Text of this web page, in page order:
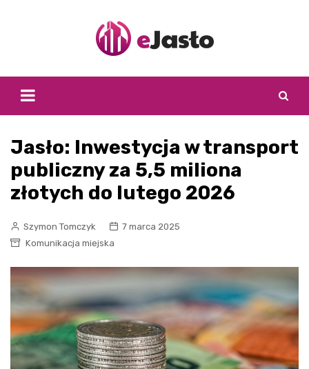
Jasło: Inwestycja w transport
publiczny za 5,5 miliona
złotych do lutego 2026
Szymon Tomczyk
7 marca 2025
Komunikacja miejska